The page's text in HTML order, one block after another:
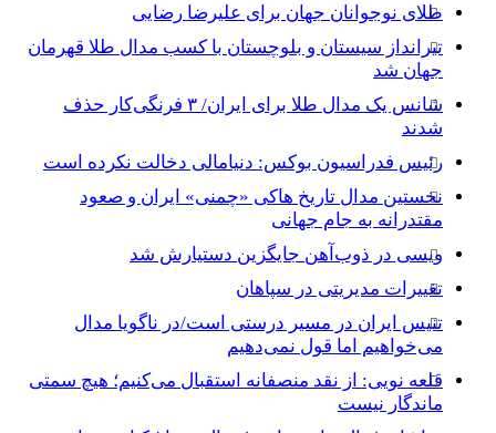
طلای نوجوانان جهان برای علیرضا رضایی
تیرانداز سیستان و بلوچستان با کسب مدال طلا قهرمان
جهان شد
شانس یک مدال طلا برای ایران/ ۳ فرنگی‌کار حذف
شدند
رئیس فدراسیون بوکس: دنیامالی دخالت نکرده است
نخستین مدال تاریخ هاکی «چمنی» ایران و صعود
مقتدرانه به جام جهانی
ویسی در ذوب‌آهن جایگزین دستیارش شد
تغییرات مدیریتی در سپاهان
تنیس ایران در مسیر درستی است/در ناگویا مدال
می‌خواهیم اما قول نمی‌دهیم
قلعه نویی: از نقد منصفانه استقبال می‌کنیم؛ هیچ سمتی
ماندگار نیست